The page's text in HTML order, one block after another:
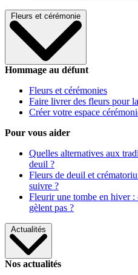
Fleurs et cérémonie
Hommage au défunt
Fleurs et cérémonies
Faire livrer des fleurs pour
Créer votre espace
Pour vous aider
Quelles alternatives aux
deuil ?
Fleurs de deuil et
suivre ?
Fleurir une tombe en hiver :
gèlent pas ?
Actualités
Nos actualités